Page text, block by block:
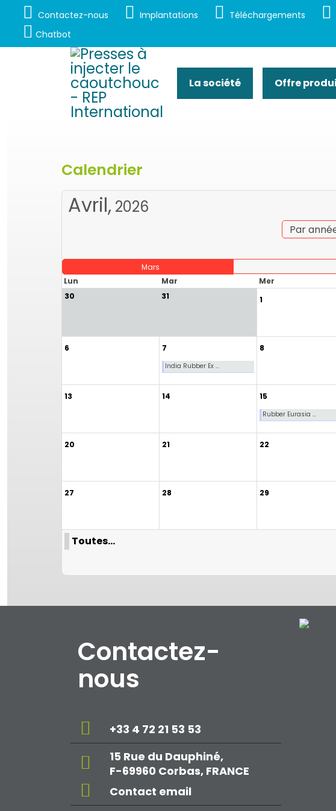
Contactez-nous Implantations Téléchargements
Chatbot
La société Offre
Calendrier
Avril, 2026
Par
Mars
Lun
Mar Mer
30
31 1
6 7
India Rubber Ex ...
8
13 14 15
Rubber Eurasia ...
20 21 22
27 28 29
Toutes…
Contactez-
nous
+33 4 72 21 53 53
15 Rue du Dauphiné,
F-69960 Corbas, FRANCE
Contact email